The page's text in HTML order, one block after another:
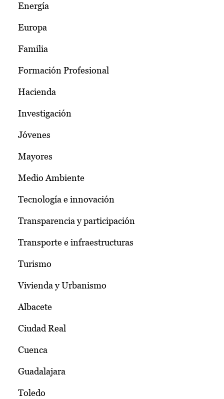
Energía
Europa
Familia
Formación Profesional
Hacienda
Investigación
Jóvenes
Mayores
Medio Ambiente
Tecnología e innovación
Transparencia y participación
Transporte e infraestructuras
Turismo
Vivienda y Urbanismo
Albacete
Ciudad Real
Cuenca
Guadalajara
Toledo